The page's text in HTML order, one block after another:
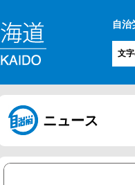
自治
文
ニュース